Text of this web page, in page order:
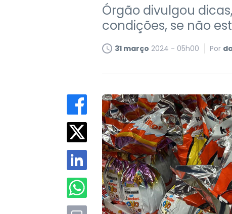
Órgão divulgou
condições, se não
31 março 2024 - 05h00 Por